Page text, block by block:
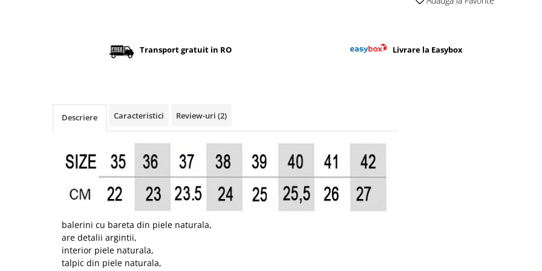
Transport gratuit in RO Livrare la Easybox
Descriere Caracteristici Review-uri (2)
balerini cu bareta din piele naturala,
are detalii argintii,
interior piele naturala,
talpic din piele naturala,